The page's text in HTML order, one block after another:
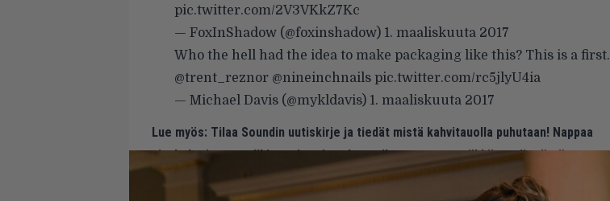
pic.twitter.com/2V3VKkZ7Kc
— FoxInShadow (@foxinshadow) 1. maaliskuuta 2017
Who the hell had the idea to make packaging like this? This is a first.
@trent_reznor @nineinchnails pic.twitter.com/rc5jlyU4ia
— Michael Davis (@mykldavis) 1. maaliskuuta 2017
Lue myös: Tilaa Soundin uutiskirje ja tiedät mistä kahvitauolla puhutaan! Nappaa
ajankohtaiset musiikin uutiset ja puheenaiheet suoraan sähköpostiin tästä.